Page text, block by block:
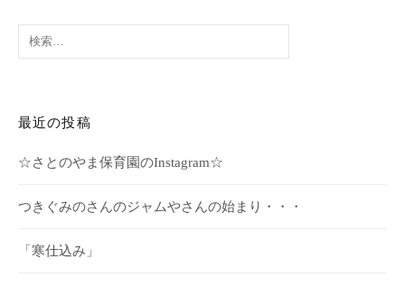
ン
最近の投稿
☆さとのやま保育園のInstagram☆
つきぐみのさんのジャムやさんの始まり・・・
「寒仕込み」